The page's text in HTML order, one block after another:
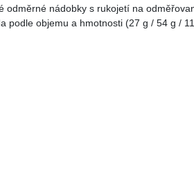
odměrné nádobky s rukojetí na
podle objemu a hmotnosti (27 g / 54 g /